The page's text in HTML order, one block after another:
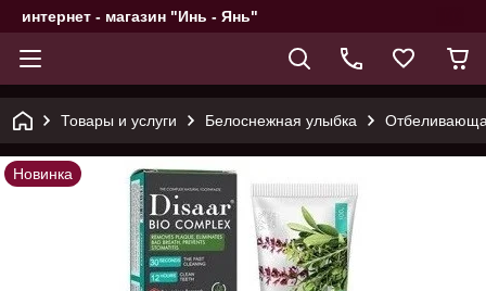
интернет - магазин "Инь - Янь"
Товары и услуги Белоснежная улыбка
Новинка